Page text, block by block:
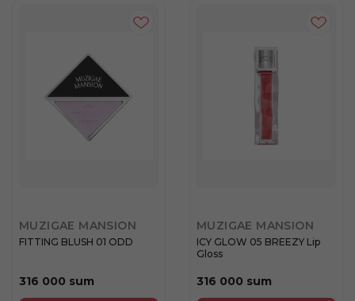
MUZIGAE MANSION
FITTING BLUSH 01 ODD
316 000 sum
MUZIGAE MANSION
ICY GLOW 05 BREEZY Lip
Gloss
316 000 sum